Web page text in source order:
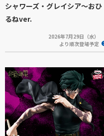
シャワーズ・グレイシア～おひ
るねver.
2026年7月29日（水）
より順次登場予定